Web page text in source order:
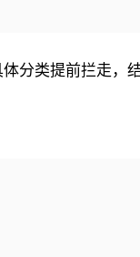
分类提前拦走，